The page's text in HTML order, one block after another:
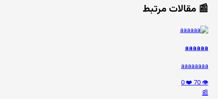
📰 مقالات مرتبط
aaaaaa
aaaaaaaa
👁️ 70
❤️ 0
📰